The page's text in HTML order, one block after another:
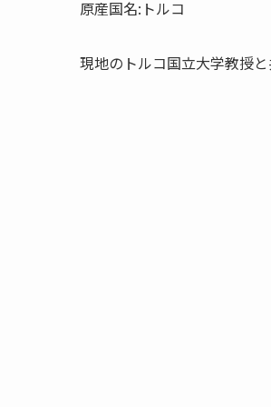
原産国名:トルコ
現地のトルコ国立大学教授